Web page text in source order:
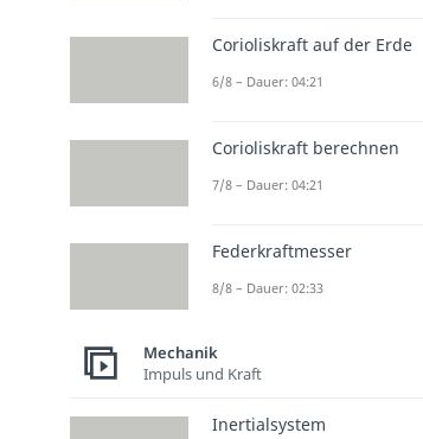
Corioliskraft auf der Erde
6/8 – Dauer: 04:21
Corioliskraft berechnen
7/8 – Dauer: 04:21
Federkraftmesser
8/8 – Dauer: 02:33
Mechanik
Impuls und Kraft
Inertialsystem